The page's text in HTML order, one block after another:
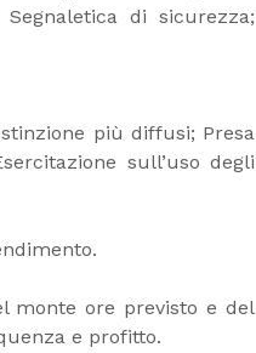
di sicurezza;
più diffusi; Presa
sull’uso degli
monte ore previsto e del
e profitto.